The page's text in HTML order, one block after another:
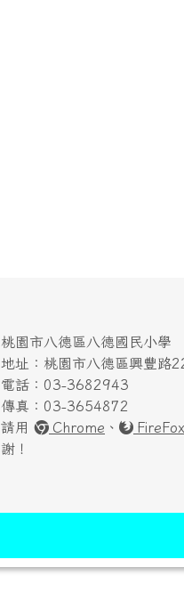
桃園市八德區八德國民小學
地址：桃園市八德區興豐路
電話：03-3682943
傳真：03-3654872
請用
Chrome 、 FireFox
謝！